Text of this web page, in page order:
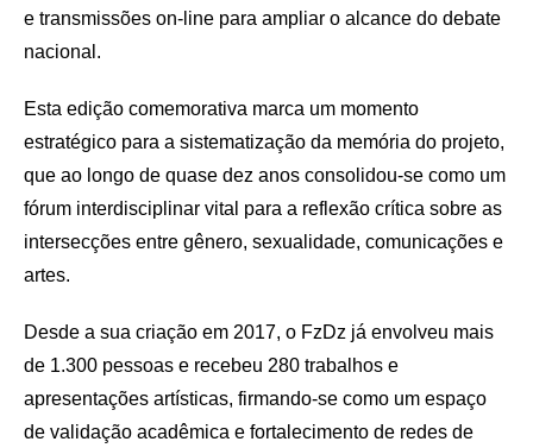
e transmissões on-line para ampliar o alcance do debate
nacional.
Esta edição comemorativa marca um momento
estratégico para a sistematização da memória do projeto,
que ao longo de quase dez anos consolidou-se como um
fórum interdisciplinar vital para a reflexão crítica sobre as
intersecções entre gênero, sexualidade, comunicações e
artes.
Desde a sua criação em 2017, o FzDz já envolveu mais
de 1.300 pessoas e recebeu 280 trabalhos e
apresentações artísticas, firmando-se como um espaço
de validação acadêmica e fortalecimento de redes de